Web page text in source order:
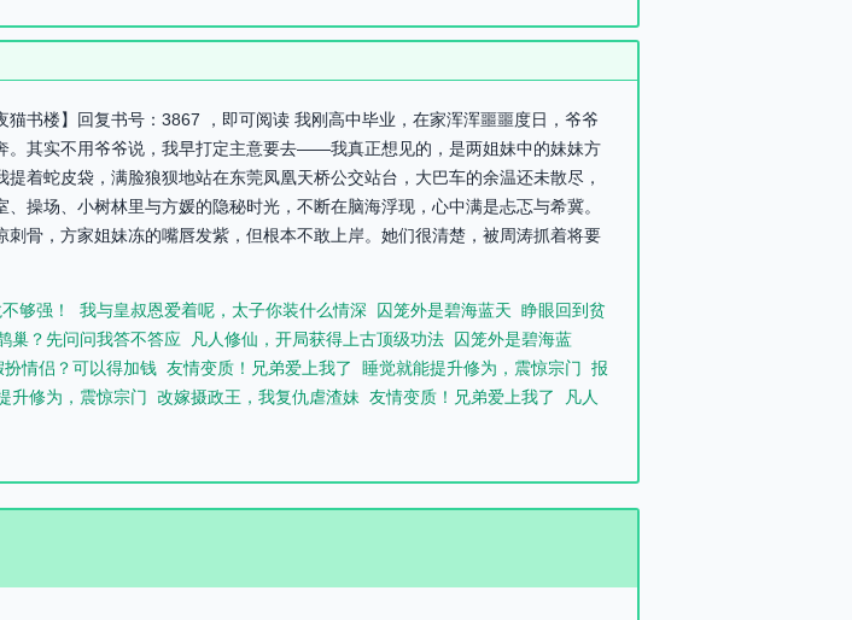
书楼】回复书号：3867 ，即可阅读 我刚高中毕业，在家浑浑噩噩度日，爷爷
。其实不用爷爷说，我早打定主意要去——我真正想见的，是两姐妹中的妹妹方
着蛇皮袋，满脸狼狈地站在东莞凤凰天桥公交站台，大巴车的余温还未散尽，
操场、小树林里与方媛的隐秘时光，不断在脑海浮现，心中满是忐忑与希冀。
方家姐妹冻的嘴唇发紫，但根本不敢上岸。她们很清楚，被周涛抓着将要
够强！ 我与皇叔恩爱着呢，太子你装什么情深 囚笼外是碧海蓝天 睁眼回到贫
巢？先问问我答不答应 凡人修仙，开局获得上古顶级功法 囚笼外是碧海蓝
情侣？可以得加钱 友情变质！兄弟爱上我了 睡觉就能提升修为，震惊宗门 报
升修为，震惊宗门 改嫁摄政王，我复仇虐渣妹 友情变质！兄弟爱上我了
凡人